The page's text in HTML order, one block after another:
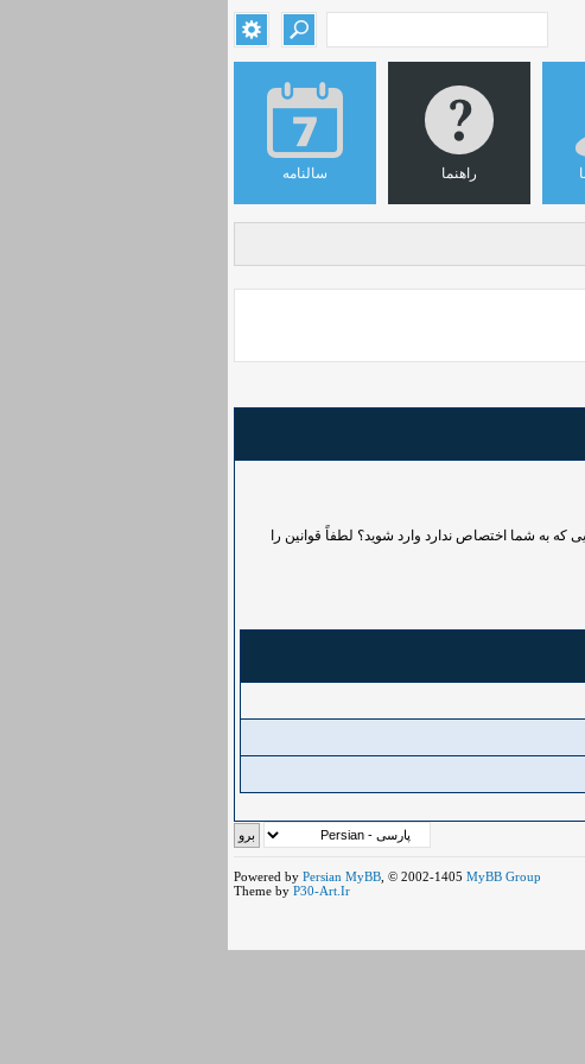
سالنامه راهنما
به شما اختصاص ندارد وارد شوید؟ لطفاً قوانین را
Powered by Persian MyBB , © 2002-1405 MyBB Group
Theme by P30-Art.Ir